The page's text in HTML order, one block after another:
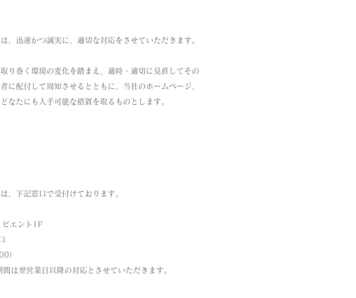
、迅速かつ誠実に、適切な対応をさせていただきます。
り巻く環境の変化を踏まえ、適時・適切に見直してその
に配付して周知させるとともに、当社のホームページ、
なたにも入手可能な措置を取るものとします。
、下記窓口で受付けております。
エント1F
）
翌営業日以降の対応とさせていただきます。